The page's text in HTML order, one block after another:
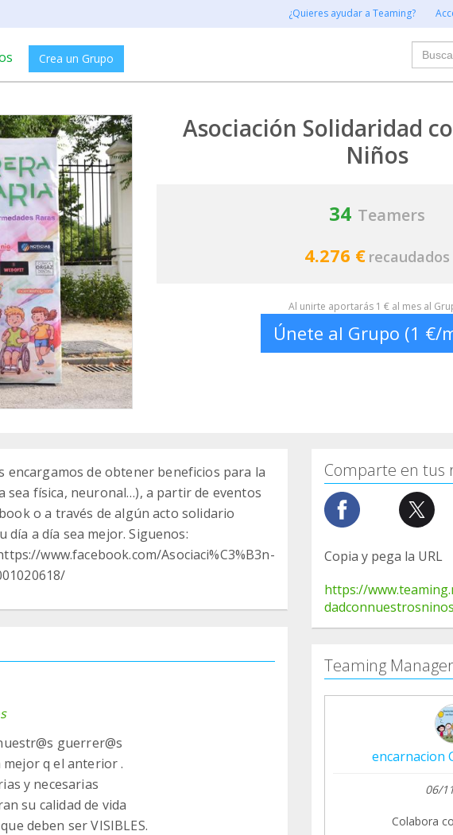
¿Quieres ayudar a Teaming?
Crea un Grupo
Buscar
Asociación Solidaridad
Niños
34 Teamers
4.276 € recaudados
Al unirte aportarás 1 € al mes al
Únete al Grupo (1 €/
encargamos de obtener beneficios para la
sea física, neuronal…), a partir de eventos
o a través de algún acto solidario
a día sea mejor. Siguenos:
www.facebook.com/Asociaci%C3%B3n-
guerrer@s
mejor q el anterior .
y necesarias
su calidad de vida
deben ser VISIBLES.
Comparte en tus
Copia y pega la URL
https://
dadconnuestrosninos
Teaming Manager
encarnacion
06/
Colabora